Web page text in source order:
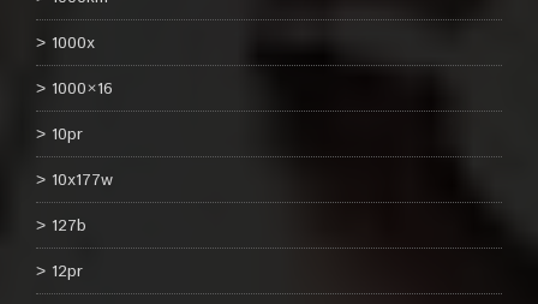
1000x
1000×16
10pr
10x177w
127b
12pr